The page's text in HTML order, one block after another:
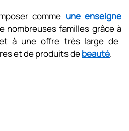
comme une enseigne
nombreuses familles grâce à
à une offre très large de
et de produits debeauté.